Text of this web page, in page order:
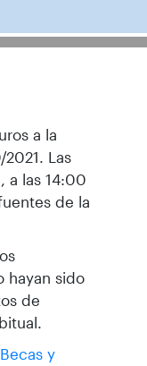
a la
Las
a las 14:00
de la
hayan sido
de
y